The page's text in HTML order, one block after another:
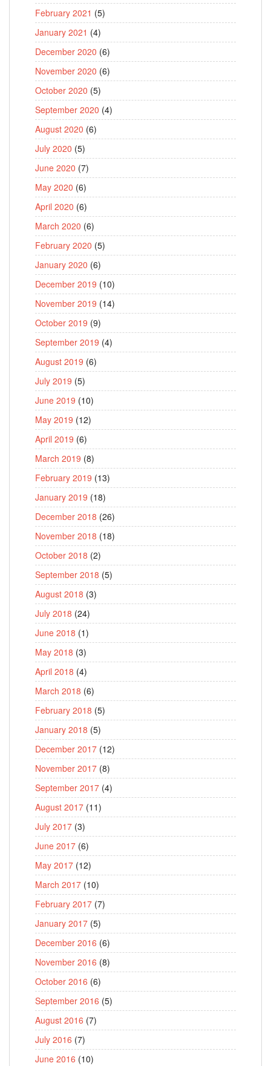
February 2021 (5)
January 2021 (4)
December 2020 (6)
November 2020 (6)
October 2020 (5)
September 2020 (4)
August 2020 (6)
July 2020 (5)
June 2020 (7)
May 2020 (6)
April 2020 (6)
March 2020 (6)
February 2020 (5)
January 2020 (6)
December 2019 (10)
November 2019 (14)
October 2019 (9)
September 2019 (4)
August 2019 (6)
July 2019 (5)
June 2019 (10)
May 2019 (12)
April 2019 (6)
March 2019 (8)
February 2019 (13)
January 2019 (18)
December 2018 (26)
November 2018 (18)
October 2018 (2)
September 2018 (5)
August 2018 (3)
July 2018 (24)
June 2018 (1)
May 2018 (3)
April 2018 (4)
March 2018 (6)
February 2018 (5)
January 2018 (5)
December 2017 (12)
November 2017 (8)
September 2017 (4)
August 2017 (11)
July 2017 (3)
June 2017 (6)
May 2017 (12)
March 2017 (10)
February 2017 (7)
January 2017 (5)
December 2016 (6)
November 2016 (8)
October 2016 (6)
September 2016 (5)
August 2016 (7)
July 2016 (7)
June 2016 (10)